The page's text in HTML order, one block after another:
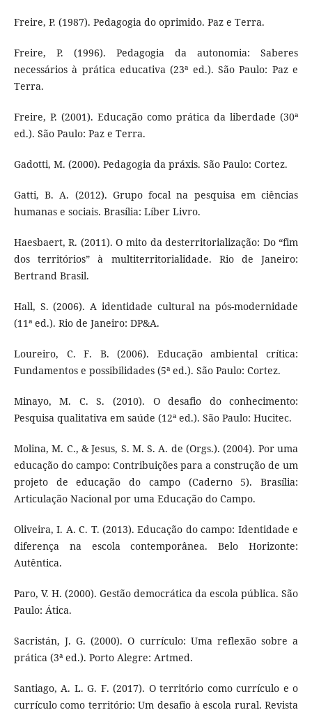
Freire, P. (1987). Pedagogia do oprimido. Paz e Terra.
Freire, P. (1996). Pedagogia da autonomia: Saberes
necessários à prática educativa (23ª ed.). São Paulo: Paz e
Terra.
Freire, P. (2001). Educação como prática da liberdade (30ª
ed.). São Paulo: Paz e Terra.
Gadotti, M. (2000). Pedagogia da práxis. São Paulo: Cortez.
Gatti, B. A. (2012). Grupo focal na pesquisa em ciências
humanas e sociais. Brasília: Líber Livro.
Haesbaert, R. (2011). O mito da desterritorialização: Do “fim
dos territórios” à multiterritorialidade. Rio de Janeiro:
Bertrand Brasil.
Hall, S. (2006). A identidade cultural na pós-modernidade
(11ª ed.). Rio de Janeiro: DP&A.
Loureiro, C. F. B. (2006). Educação ambiental crítica:
Fundamentos e possibilidades (5ª ed.). São Paulo: Cortez.
Minayo, M. C. S. (2010). O desafio do conhecimento:
Pesquisa qualitativa em saúde (12ª ed.). São Paulo: Hucitec.
Molina, M. C., & Jesus, S. M. S. A. de (Orgs.). (2004). Por uma
educação do campo: Contribuições para a construção de um
projeto de educação do campo (Caderno 5). Brasília:
Articulação Nacional por uma Educação do Campo.
Oliveira, I. A. C. T. (2013). Educação do campo: Identidade e
diferença na escola contemporânea. Belo Horizonte:
Autêntica.
Paro, V. H. (2000). Gestão democrática da escola pública. São
Paulo: Ática.
Sacristán, J. G. (2000). O currículo: Uma reflexão sobre a
prática (3ª ed.). Porto Alegre: Artmed.
Santiago, A. L. G. F. (2017). O território como currículo e o
currículo como território: Um desafio à escola rural. Revista